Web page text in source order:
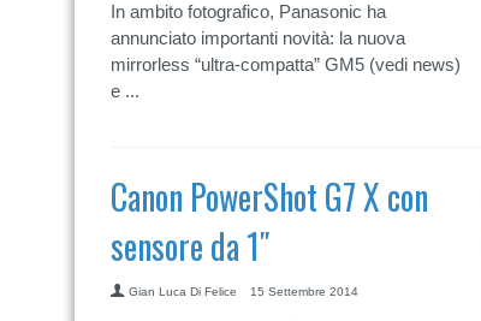
In ambito fotografico, Panasonic ha
annunciato importanti novità: la nuova
mirrorless “ultra-compatta” GM5 (vedi news)
e ...
Canon PowerShot G7 X con
sensore da 1″
Gian Luca Di Felice 15 Settembre 2014